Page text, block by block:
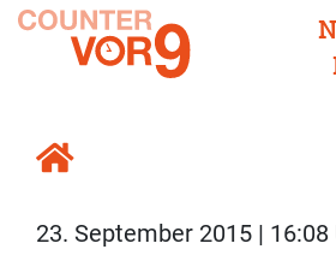
23. September 2015 | 16:08